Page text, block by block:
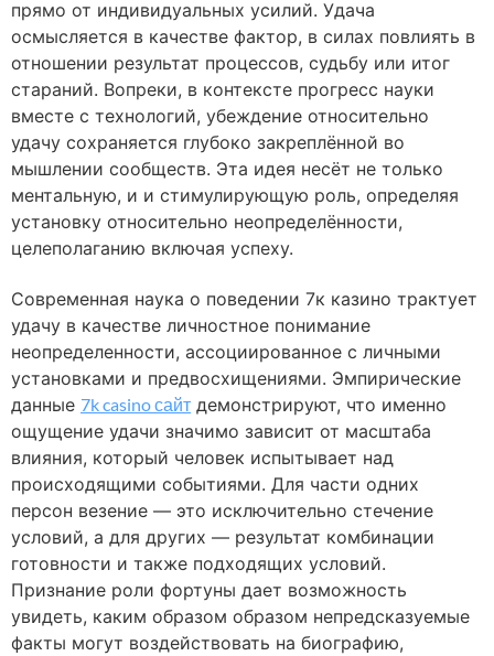
прямо от индивидуальных усилий. Удача
осмысляется в качестве фактор, в силах повлиять в
отношении результат процессов, судьбу или итог
стараний. Вопреки, в контексте прогресс науки
вместе с технологий, убеждение относительно
удачу сохраняется глубоко закреплённой во
мышлении сообществ. Эта идея несёт не только
ментальную, и и стимулирующую роль, определяя
установку относительно неопределённости,
целеполаганию включая успеху.
Современная наука о поведении 7к казино трактует
удачу в качестве личностное понимание
неопределенности, ассоциированное с личными
установками и предвосхищениями. Эмпирические
данные 7k casino сайт демонстрируют, что именно
ощущение удачи значимо зависит от масштаба
влияния, который человек испытывает над
происходящими событиями. Для части одних
персон везение — это исключительно стечение
условий, а для других — результат комбинации
готовности и также подходящих условий.
Признание роли фортуны дает возможность
увидеть, каким образом образом непредсказуемые
факты могут воздействовать на биографию,